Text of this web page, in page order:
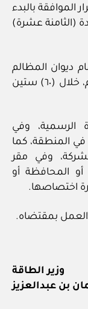
بالبدء
(الثامنة عشرة)
ديوان المظالم
من قرارات اللجان التي تتخذ وفقاً للنظام، خلال (٦٠) ستين
الرسمية، وفي
المنطقة، كما
وفي مقر
أو المحافظة أو
اختصاصها.
والعمل بمقتضاه.
وزير الطاقة
بن عبدالعزيز